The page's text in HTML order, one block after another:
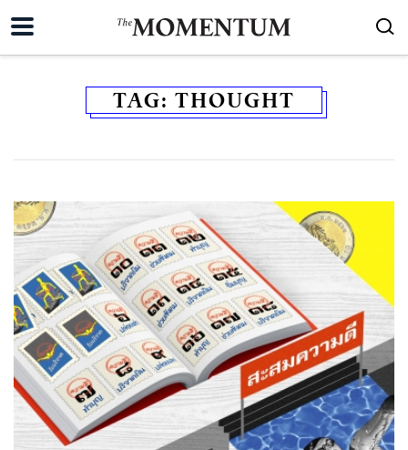
TAG: THOUGHT
ค้นหา